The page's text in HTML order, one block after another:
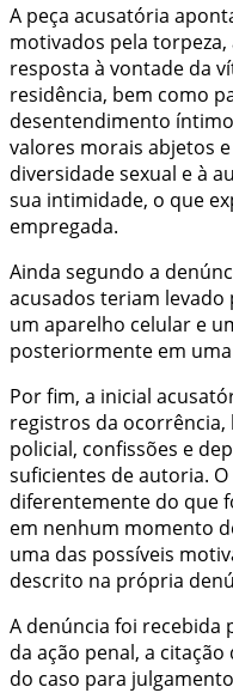
A peça acusatória
motivados pela
resposta à vontade da
residência, bem como
desentendimento
valores morais abjetos
diversidade sexual e à
sua intimidade, o que
empregada.
Ainda segundo a
acusados teriam
um aparelho celular e
posteriormente em
Por fim, a inicial
registros da
policial, confissões e
suficientes de autoria. O
diferentemente do que
em nenhum momento
uma das possíveis
descrito na própria
A denúncia foi recebida
da ação penal, a
do caso para